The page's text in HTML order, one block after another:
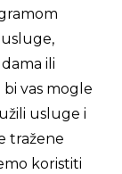
ili
vas mogle
usluge i
tražene
koristiti